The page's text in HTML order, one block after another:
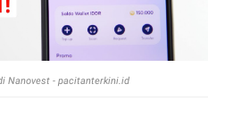
Nanovest - pacitanterkini.id